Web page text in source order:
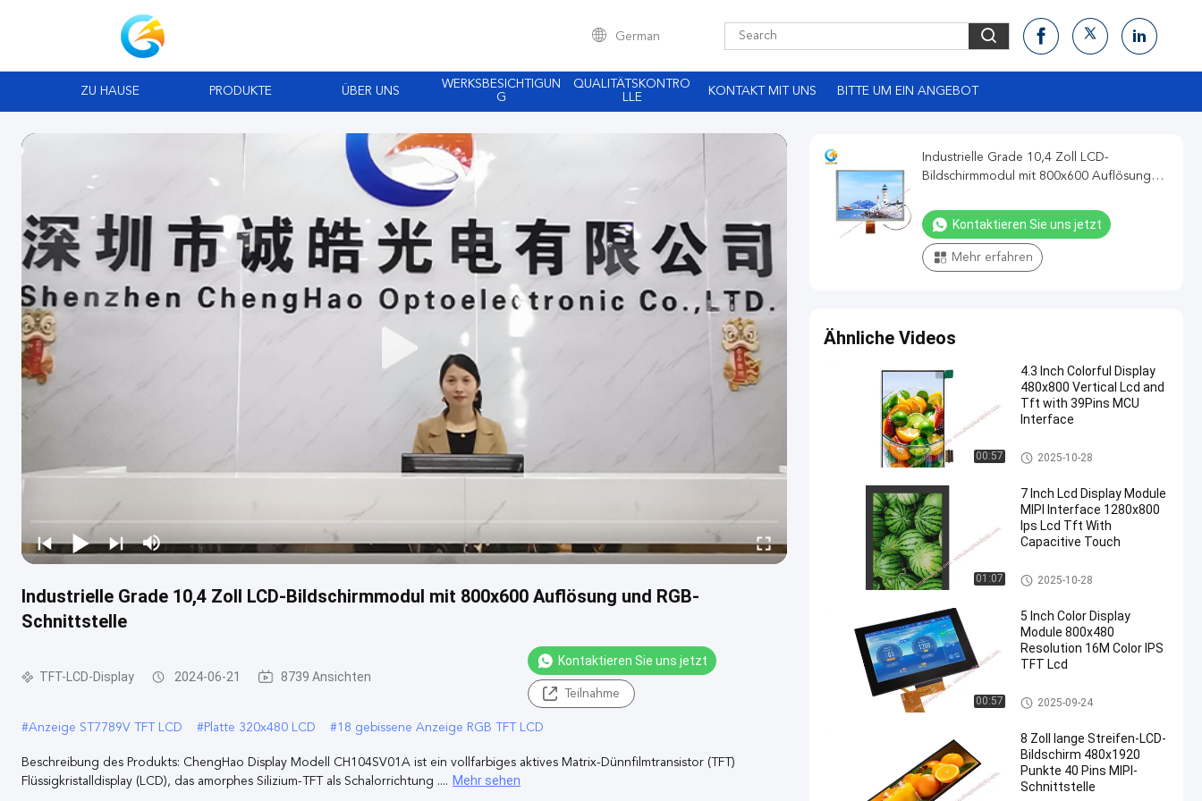
German
ZU HAUSE PRODUKTE ÜBER UNS
WERKSBESICHTIGUN
G
QUALITÄTSKONTRO
LLE
KONTAKT MIT UNS BITTE UM EIN ANGEBOT
Industrielle Grade 10,4 Zoll LCD-Bildschirmmodul mit 800x600 Auflösung und RGB-
Schnittstelle
TFT-LCD-Display 2024-06-21 8739 Ansichten
Kontaktieren Sie uns jetzt
Teilnahme
#Anzeige ST7789V TFT LCD #Platte 320x480 LCD #18 gebissene Anzeige RGB TFT LCD
Beschreibung des Produkts: ChengHao Display Modell CH104SV01A ist ein vollfarbiges aktives Matrix-Dünnfilmtransistor (TFT)
Flüssigkristalldisplay (LCD), das amorphes Silizium-TFT als Schalorrichtung .... Mehr sehen
Industrielle Grade 10,4 Zoll LCD-
Bildschirmmodul mit 800x600 Auflösung
Kontaktieren Sie uns jetzt
Mehr erfahren
Ähnliche Videos
00:57
4.3 Inch Colorful Display
480x800 Vertical Lcd and
Tft with 39Pins MCU
Interface
TFT-LCD-Display
2025-10-28
01:07
7 Inch Lcd Display Module
MIPI Interface 1280x800
Ips Lcd Tft With
Capacitive Touch
TFT-LCD-Display
2025-10-28
00:57
5 Inch Color Display
Module 800x480
Resolution 16M Color IPS
TFT Lcd
TFT-LCD-Display
2025-09-24
8 Zoll lange Streifen-LCD-
Bildschirm 480x1920
Punkte 40 Pins MIPI-
Schnittstelle